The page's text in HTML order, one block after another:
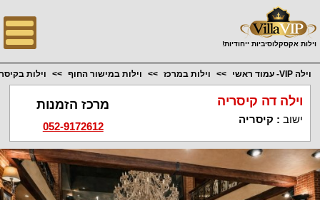
וילות אקסקלוסיביות ייחודיות!
וילה VIP- עמוד ראשי וילות במרכז וילות במישור החוף וילות
וילה דה קיסריה
ישוב : קיסריה
מרכז הזמנות
052-9172612